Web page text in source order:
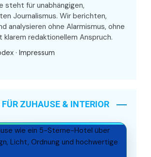
steht für unabhängigen,
Journalismus. Wir berichten,
analysieren ohne Alarmismus, ohne
klarem redaktionellem Anspruch.
· Impressum
ZUHAUSE & INTERIOR